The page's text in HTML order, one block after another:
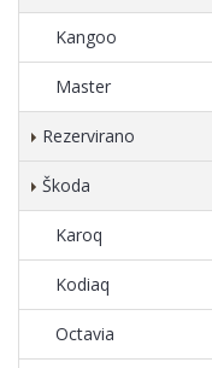
Kangoo
Master
Rezervirano
Škoda
Karoq
Kodiaq
Octavia